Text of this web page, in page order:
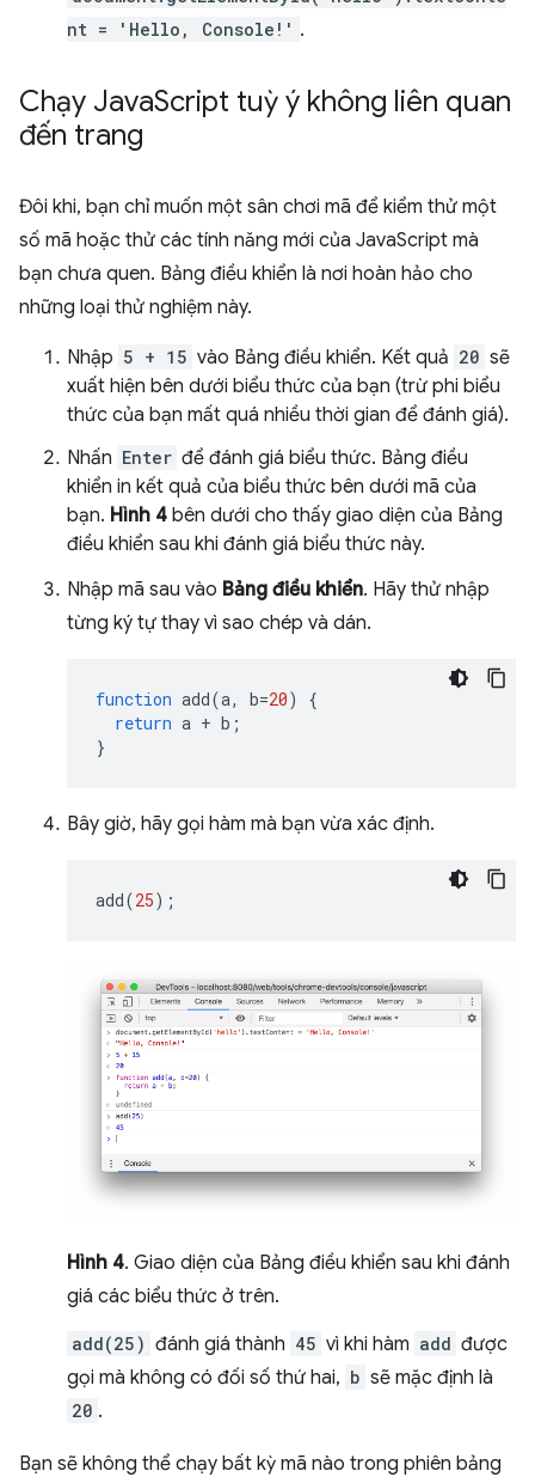
nt = 'Hello, Console!' .
Chạy JavaScript tuỳ ý không liên quan
đến trang
Đôi khi, bạn chỉ muốn một sân chơi mã để kiểm thử một
số mã hoặc thử các tính năng mới của JavaScript mà
bạn chưa quen. Bảng điều khiển là nơi hoàn hảo cho
những loại thử nghiệm này.
Nhập 5 + 15 vào Bảng điều khiển. Kết quả 20 sẽ
xuất hiện bên dưới biểu thức của bạn (trừ phi biểu
thức của bạn mất quá nhiều thời gian để đánh giá).
Nhấn Enter để đánh giá biểu thức. Bảng điều
khiển in kết quả của biểu thức bên dưới mã của
bạn. Hình 4 bên dưới cho thấy giao diện của Bảng
điều khiển sau khi đánh giá biểu thức này.
Nhập mã sau vào Bảng điều khiển. Hãy thử nhập
từng ký tự thay vì sao chép và dán.
function add(a, b=20)
{
return a + b ;
}
Bây giờ, hãy gọi hàm mà bạn vừa xác định.
add(25);
Hình 4. Giao diện của Bảng điều khiển sau khi đánh
giá các biểu thức ở trên.
add(25) đánh giá thành 45 vì khi hàm add được
gọi mà không có đối số thứ hai, b sẽ mặc định là
20 .
Bạn sẽ không thể chạy bất kỳ mã nào trong phiên bảng